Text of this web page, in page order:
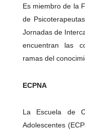
Es miembro de la
de
Jornadas de
encuentran las
ramas del
ECPNA
La Escuela de
Adolescentes